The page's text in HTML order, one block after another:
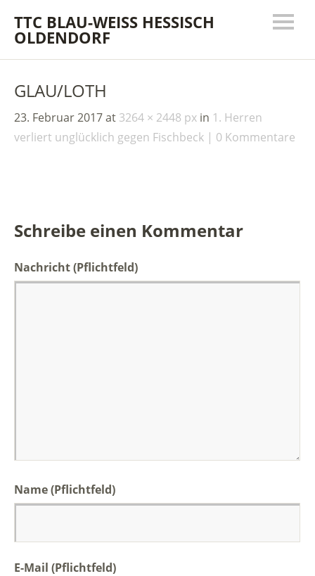
TTC BLAU-WEISS HESSISCH
OLDENDORF
GLAU/LOTH
23. Februar 2017at 3264 × 2448 px in 1. Herren
verliert unglücklich gegen Fischbeck
0 Kommentare
Schreibe einen Kommentar
Nachricht(Pflichtfeld)
Name(Pflichtfeld)
E-Mail (Pflichtfeld)